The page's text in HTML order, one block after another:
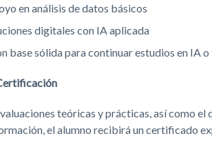
en análisis de datos básicos
digitales con IA aplicada
base sólida para continuar estudios en IA
teóricas y prácticas, así como
el alumno recibirá un certificado